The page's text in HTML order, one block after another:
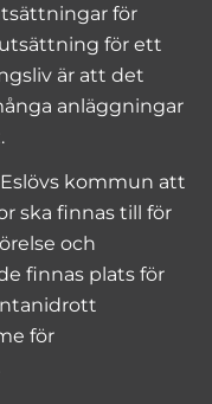
för
för ett
är att det
anläggningar
kommun att
ska finnas till för
och
finnas plats för
för